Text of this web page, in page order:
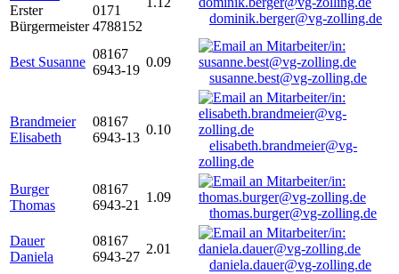
Erster
Bürgermeister
0171
4788152
dominik.berger@vg-zolling.de
Best Susanne
08167
6943-19
0.09
susanne.best@vg-zolling.de
Brandmeier
Elisabeth
08167
6943-13
0.10
elisabeth.brandmeier@vg-
zolling.de
Burger
Thomas
08167
6943-21
1.09
thomas.burger@vg-zolling.de
Dauer
Daniela
08167
6943-27
2.01
daniela.dauer@vg-zolling.de